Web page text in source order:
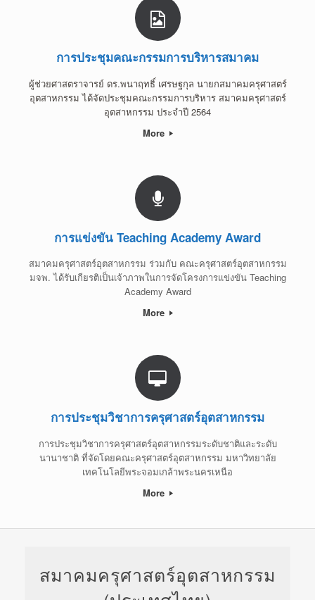
การประชุมคณะกรรมการบริหารสมาคม
ผู้ช่วยศาสตราจารย์ ดร.พนาฤทธิ์ เศรษฐกุล นายกสมาคมครุศาสตร์
อุตสาหกรรม ได้จัดประชุมคณะกรรมการบริหาร สมาคมครุศาสตร์
อุตสาหกรรม ประจำปี 2564
More
การแข่งขัน Teaching Academy Award
สมาคมครุศาสตร์อุตสาหกรรม ร่วมกับ คณะครุศาสตร์อุตสาหกรรม
มจพ. ได้รับเกียรติเป็นเจ้าภาพในการจัดโครงการแข่งขัน Teaching
Academy Award
More
การประชุมวิชาการครุศาสตร์อุตสาหกรรม
การประชุมวิชาการครุศาสตร์อุตสาหกรรมระดับชาติและระดับ
นานาชาติ ที่จัดโดยคณะครุศาสตร์อุตสาหกรรม มหาวิทยาลัย
เทคโนโลยีพระจอมเกล้าพระนครเหนือ
More
สมาคมครุศาสตร์อุตสาหกรรม